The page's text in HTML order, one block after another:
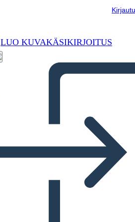
LUO KUVAKÄSIKIRJOITUS